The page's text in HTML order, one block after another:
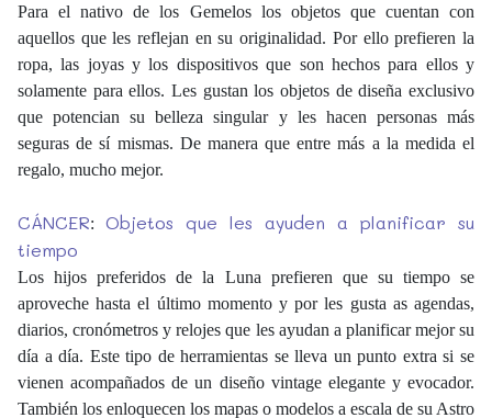
Para el nativo de los Gemelos los objetos que cuentan con
aquellos que les reflejan en su originalidad. Por ello prefieren la
ropa, las joyas y los dispositivos que son hechos para ellos y
solamente para ellos. Les gustan los objetos de diseña exclusivo
que potencian su belleza singular y les hacen personas más
seguras de sí mismas. De manera que entre más a la medida el
regalo, mucho mejor.
CÁNCER: Objetos que les ayuden a planificar su
tiempo
Los hijos preferidos de la Luna prefieren que su tiempo se
aproveche hasta el último momento y por les gusta as agendas,
diarios, cronómetros y relojes que les ayudan a planificar mejor su
día a día. Este tipo de herramientas se lleva un punto extra si se
vienen acompañados de un diseño vintage elegante y evocador.
También los enloquecen los mapas o modelos a escala de su Astro